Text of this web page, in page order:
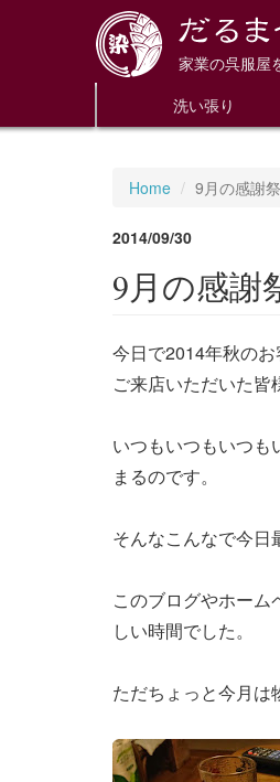
家業の呉服屋
洗い張り
Home 9月の感謝
2014/09/30
9月の感謝
今日で2014年秋のお
ご来店いただいた皆
いつもいつもいつ
まるのです。
そんなこんなで今日
このブログやホー
しい時間でした。
ただちょっと今月は